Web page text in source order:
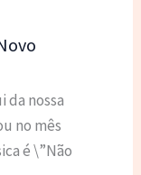
da nossa
no mês
é \”Não